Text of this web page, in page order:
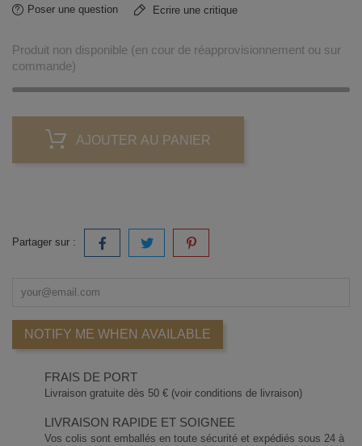
Poser une question Ecrire une critique
Produit non disponible (en cour de réapprovisionnement ou sur
commande)
AJOUTER AU PANIER
Partager sur :
NOTIFY ME WHEN AVAILABLE
FRAIS DE PORT
Livraison gratuite dès 50 € (voir conditions de livraison)
LIVRAISON RAPIDE ET SOIGNEE
Vos colis sont emballés en toute sécurité et expédiés sous 24 à